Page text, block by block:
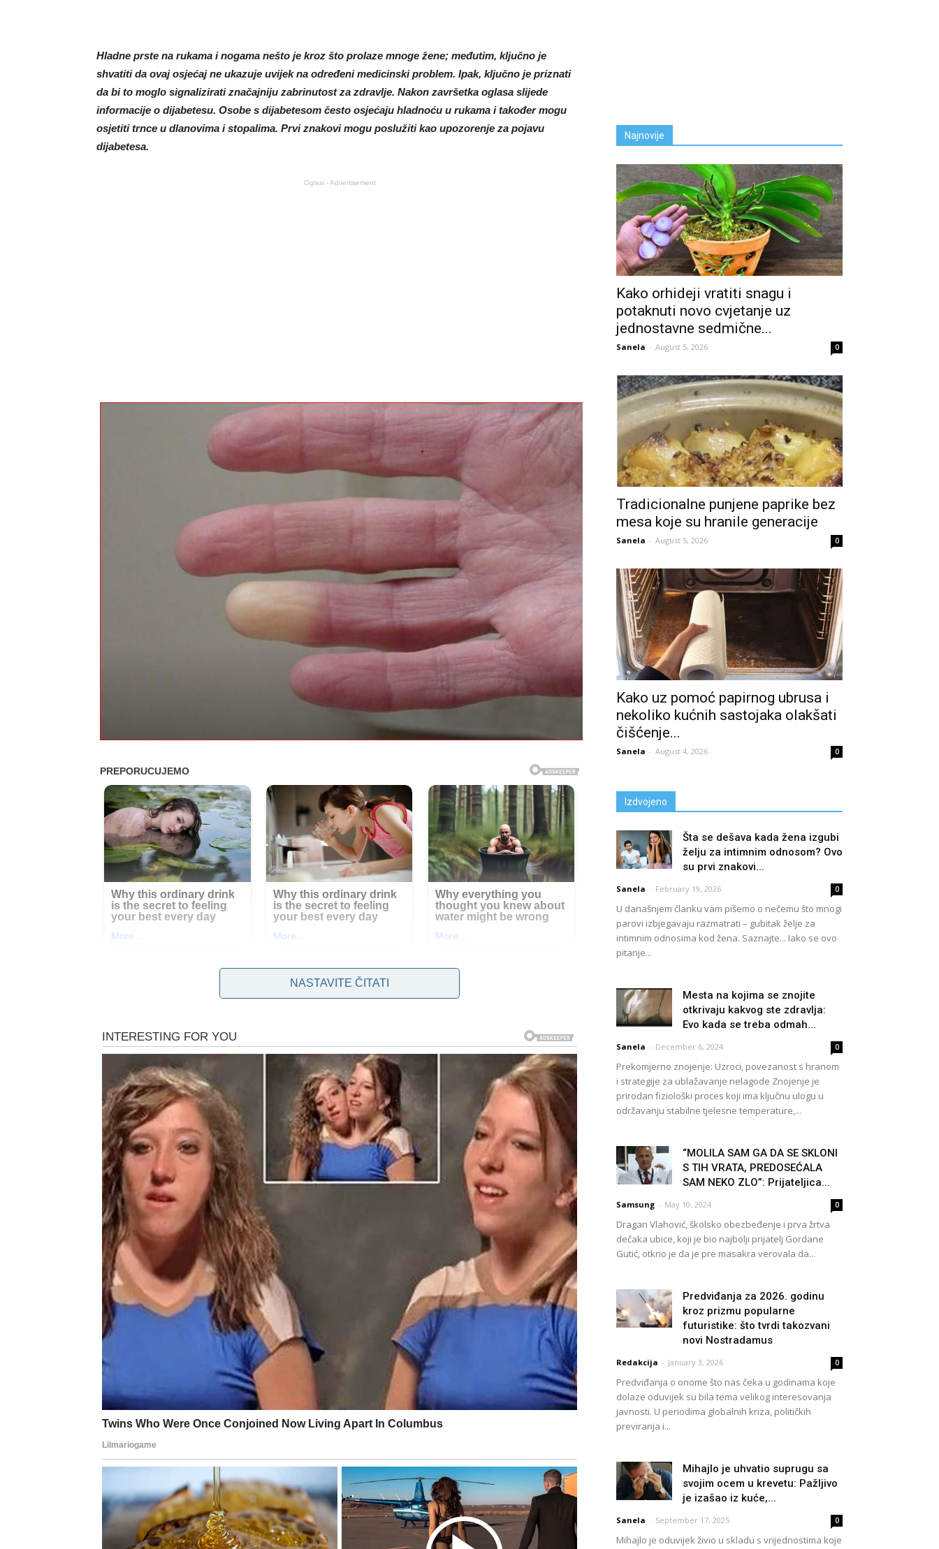
Hladne prste na rukama i nogama nešto je kroz što prolaze mnoge žene; međutim, ključno je
shvatiti da ovaj osjećaj ne ukazuje uvijek na određeni medicinski problem. Ipak, ključno je priznati
da bi to moglo signalizirati značajniju zabrinutost za zdravlje. Nakon završetka oglasa slijede
informacije o dijabetesu. Osobe s dijabetesom često osjećaju hladnoću u rukama i također mogu
osjetiti trnce u dlanovima i stopalima. Prvi znakovi mogu poslužiti kao upozorenje za pojavu
dijabetesa.
Oglasi - Advertisement
Hipotireoza utječe na žlijezde odgovorne za proizvodnju hormona štitnjače, što dovodi do smanjenja
brzine metabolizma. Posljedično, ovaj pad uzrokuje usporavanje tjelesnih funkcija i pokreta, što često
rezultira hladnim ekstremitetima. Simptomi koji jasno ukazuju na ovu bolest su umor, sklonost čestoj
pospanosti, odbojnost prema visokim temperaturama i smanjena tolerancija na toplinu.
Ako osjetite umor, slabost i glavobolju, zajedno s hladnim ekstremitetima poput prstiju na rukama i
nogama, možda bi bilo preporučljivo podvrgnuti se krvnim pretragama kako biste provjerili
potencijalni nedostatak željeza. Hemoglobin, vitalni element za prijenos kisika kroz krv i odgovoran
za njezinu izrazitu crvenu nijansu, značajno ovisi o željezu kao ključnoj komponenti.
Posljedično, hladni ekstremiteti mogu upućivati ​​na anemiju. Nadalje, stres također može igrati ulogu u
izazivanju hladnih ruku i stopala, jer pojačano oslobađanje adrenalina dovodi do suženja krvnih žila, što
onemogućuje odgovarajuću cirkulaciju krvi i u konačnici izaziva osjećaj hladnoće u ekstremitetima.
Periferna vaskularna bolest, koja se obično naziva loša cirkulacija, obilježena je smanjenim protokom
krvi unutar arterija i vena, osobito u udovima poput ruku i nogu.
NASTAVITE ČITATI
Najnovije
Kako orhideji vratiti snagu i
potaknuti novo cvjetanje uz
jednostavne sedmične...
Sanela - August 5, 2026 0
Tradicionalne punjene paprike bez
mesa koje su hranile generacije
Sanela - August 5, 2026 0
Kako uz pomoć papirnog ubrusa i
nekoliko kućnih sastojaka olakšati
čišćenje...
Sanela - August 4, 2026 0
Izdvojeno
Šta se dešava kada žena izgubi
želju za intimnim odnosom? Ovo
su prvi znakovi...
Sanela - February 19, 2026 0
U današnjem članku vam pišemo o nečemu što mnogi
parovi izbjegavaju razmatrati – gubitak želje za
intimnim odnosima kod žena. Saznajte... Iako se ovo
pitanje...
Mesta na kojima se znojite
otkrivaju kakvog ste zdravlja:
Evo kada se treba odmah...
Sanela - December 6, 2024 0
Prekomjerno znojenje: Uzroci, povezanost s hranom
i strategije za ublažavanje nelagode Znojenje je
prirodan fiziološki proces koji ima ključnu ulogu u
održavanju stabilne tjelesne temperature,...
“MOLILA SAM GA DA SE SKLONI
S TIH VRATA, PREDOSEĆALA
SAM NEKO ZLO”: Prijateljica...
Samsung - May 10, 2024 0
Dragan Vlahović, školsko obezbeđenje i prva žrtva
dečaka ubice, koji je bio najbolji prijatelj Gordane
Gutić, otkrio je da je pre masakra verovala da...
Predviđanja za 2026. godinu
kroz prizmu popularne
futuristike: što tvrdi takozvani
novi Nostradamus
Redakcija - January 3, 2026 0
Predviđanja o onome što nas čeka u godinama koje
dolaze oduvijek su bila tema velikog interesovanja
javnosti. U periodima globalnih kriza, političkih
previranja i...
Mihajlo je uhvatio suprugu sa
svojim ocem u krevetu: Pažljivo
je izašao iz kuće,...
Sanela - September 17, 2025 0
Mihajlo je oduvijek živio u skladu s vrijednostima koje